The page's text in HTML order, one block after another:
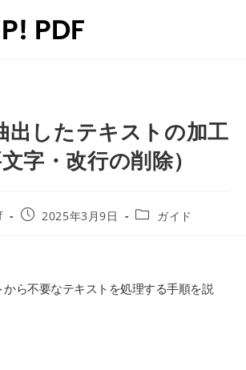
出したテキストの加工
文字・改行の削除）
2025年3月9日 ガイド
ら不要なテキストを処理する手順を説